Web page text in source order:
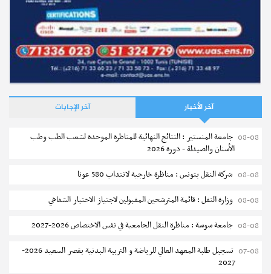
آخر الأخبار آخر الإجابات
08-08 جامعة المنستير : النتائج النهائية للمناظرة الموحدة لشعب الطب وطب
الأسنان والصيدلة - دورة 2026
08-08 شركة النقل بتونس : مناظرة خارجية لانتداب 580 عونا
08-08 وزارة النقل : قائمة المترشحين المقبولين لاجتياز الاختبار الشفاهي
08-08 جامعة سوسة : مناظرة النقل الجامعية في نفس الاختصاص 2026-2027
07-08
تسجيل طلبة المعهد العالي للرياضة و التربية البدنية بقصر السعيد 2026-
2027